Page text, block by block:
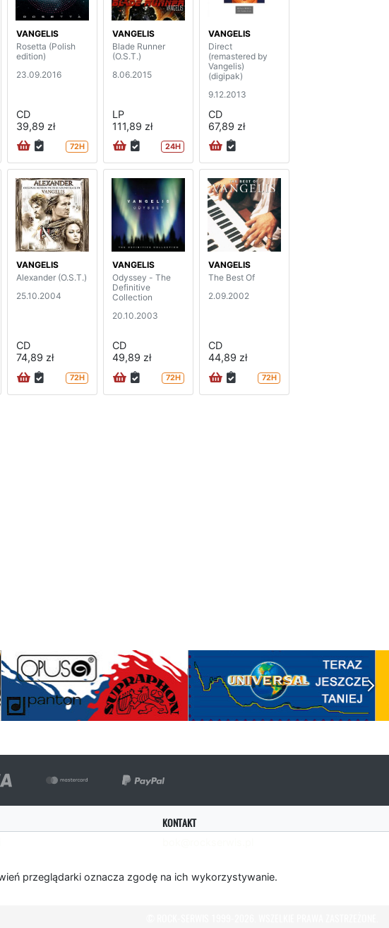
przeglądarki oznacza zgodę na ich wykorzystywanie.
VANGELIS
Rosetta (Polish
edition)
23.09.2016
CD
39,89 zł
72H
VANGELIS
Blade Runner
(O.S.T.)
8.06.2015
LP
111,89 zł
24H
VANGELIS
Direct
(remastered by
Vangelis)
(digipak)
9.12.2013
CD
67,89 zł
VANGELIS
Alexander (O.S.T.)
25.10.2004
CD
74,89 zł
72H
VANGELIS
Odyssey - The
Definitive
Collection
20.10.2003
CD
49,89 zł
72H
VANGELIS
The Best Of
2.09.2002
CD
44,89 zł
72H
KONTAKT